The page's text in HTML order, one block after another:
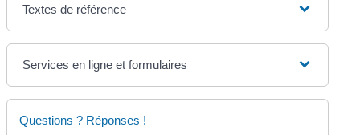
Textes de référence
Services en ligne et formulaires
Questions ? Réponses !